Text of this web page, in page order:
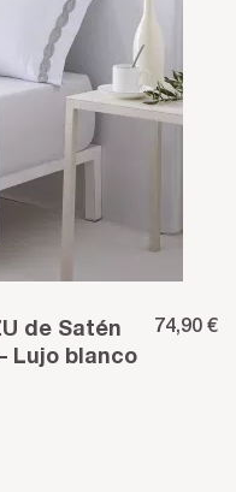
de Satén
Lujo blanco
74,90 €